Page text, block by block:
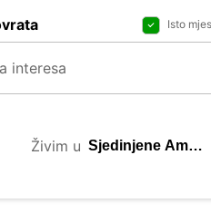
Isto
Živim u